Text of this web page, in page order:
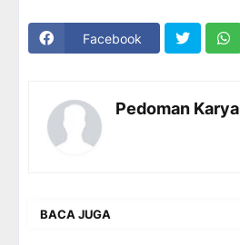
Facebook
Pedoman Karya
BACA JUGA